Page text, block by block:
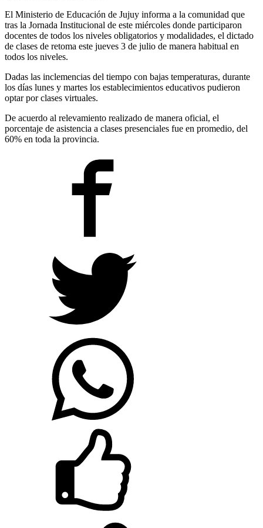
El Ministerio de Educación de Jujuy informa a la comunidad que
tras la Jornada Institucional de este miércoles donde participaron
docentes de todos los niveles obligatorios y modalidades, el dictado
de clases de retoma este jueves 3 de julio de manera habitual en
todos los niveles.
Dadas las inclemencias del tiempo con bajas temperaturas, durante
los días lunes y martes los establecimientos educativos pudieron
optar por clases virtuales.
De acuerdo al relevamiento realizado de manera oficial, el
porcentaje de asistencia a clases presenciales fue en promedio, del
60% en toda la provincia.